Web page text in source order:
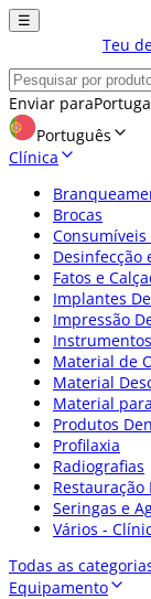
☰
Teu
Enviar para
Português
Clínica
Brocas
Desinfecção
Fatos e
Implantes
Impressão
Material de
Material
Material
Produtos
Profilaxia
Radiografias
Restauração
Seringas e
Vários -
Todas as
Equipamento